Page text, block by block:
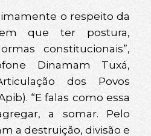
o respeito da
que ter postura,
constitucionais”,
Dinamam Tuxá,
dos Povos
“E falas como essa
a somar. Pelo
a destruição, divisão e